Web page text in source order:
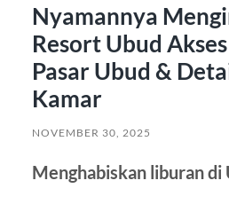
Nyamannya
Resort Ubud
Pasar Ubud &
Kamar
NOVEMBER 30, 2025
Menghabiskan liburan di